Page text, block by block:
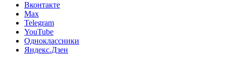
Вконтакте
Max
Telegram
YouTube
Одноклассники
Яндекс.Дзен